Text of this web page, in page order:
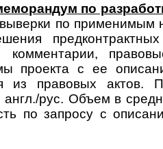
по
по при­ме­ни­мым
проекта с ее
из правовых актов.
англ./рус. Объем в
по запросу с